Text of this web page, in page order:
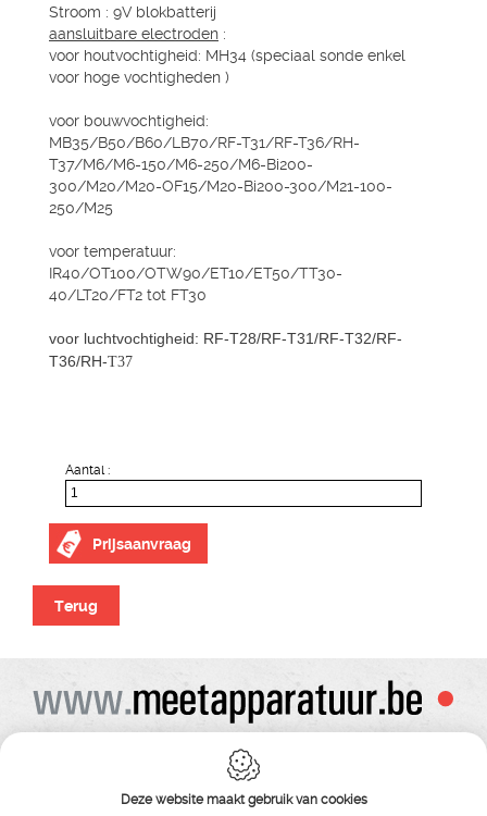
Stroom : 9V blokbatterij
aansluitbare electroden :
voor houtvochtigheid: MH34 (speciaal sonde enkel
voor hoge vochtigheden )
voor bouwvochtigheid:
MB35/B50/B60/LB70/RF-T31/RF-T36/RH-
T37/M6/M6-150/M6-250/M6-Bi200-
300/M20/M20-OF15/M20-Bi200-300/M21-100-
250/M25
voor temperatuur:
IR40/OT100/OTW90/ET10/ET50/TT30-
40/LT20/FT2 tot FT30
voor luchtvochtigheid: RF-T28/RF-T31/RF-T32/RF-
T36/RH-T37
Aantal :
Prijsaanvraag
Terug
Alle prijzen zijn onder voorbehoud van wijziging
Bij bestelling ontvangt u vooraf de levering steeds een orderbevestiging
Copyright© alle rechten voorbehouden , gehele of gedeeldelijke overname van
tekst ,foto’s , video’s , verveelvoudiging op welke wijze dan ook , is niet toegestaan
Deze website maakt gebruik van cookies